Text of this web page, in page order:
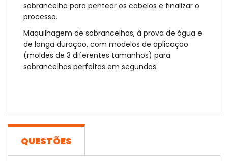
sobrancelha para pentear os cabelos e finalizar o
processo.
Maquilhagem de sobrancelhas, à prova de água e
de longa duração, com modelos de aplicação
(moldes de 3 diferentes tamanhos) para
sobrancelhas perfeitas em segundos.
QUESTÕES